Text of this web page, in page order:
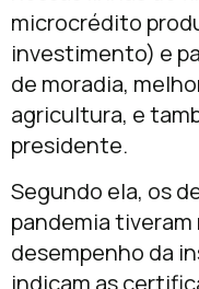
microcrédito
investimento) e
de moradia,
agricultura, e
presidente.
Segundo ela, os
pandemia
desempenho da